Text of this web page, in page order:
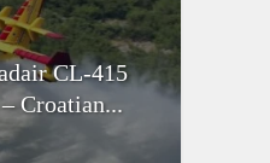
CL-415
Croatian...